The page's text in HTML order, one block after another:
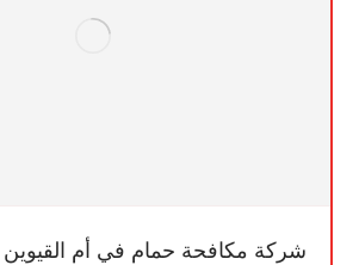
شركة مكافحة حمام في أم القيوين :